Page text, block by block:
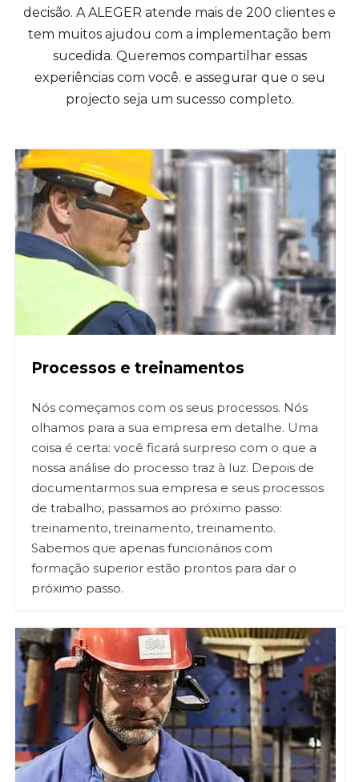
decisão. A ALEGER atende mais de 200 clientes e
tem muitos ajudou com a implementação bem
sucedida. Queremos compartilhar essas
experiências com você. e assegurar que o seu
projecto seja um sucesso completo.
Processos e treinamentos
Nós começamos com os seus processos. Nós
olhamos para a sua empresa em detalhe. Uma
coisa é certa: você ficará surpreso com o que a
nossa análise do processo traz à luz. Depois de
documentarmos sua empresa e seus processos
de trabalho, passamos ao próximo passo:
treinamento, treinamento, treinamento.
Sabemos que apenas funcionários com
formação superior estão prontos para dar o
próximo passo.